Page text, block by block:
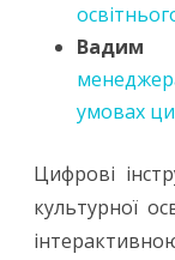
Вадим
умовах
Цифрові
культурної